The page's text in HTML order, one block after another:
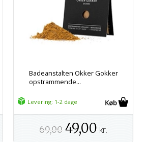
Badeanstalten Okker Gokker
opstrammende...
Levering: 1-2 dage
69,00 49,00 kr.